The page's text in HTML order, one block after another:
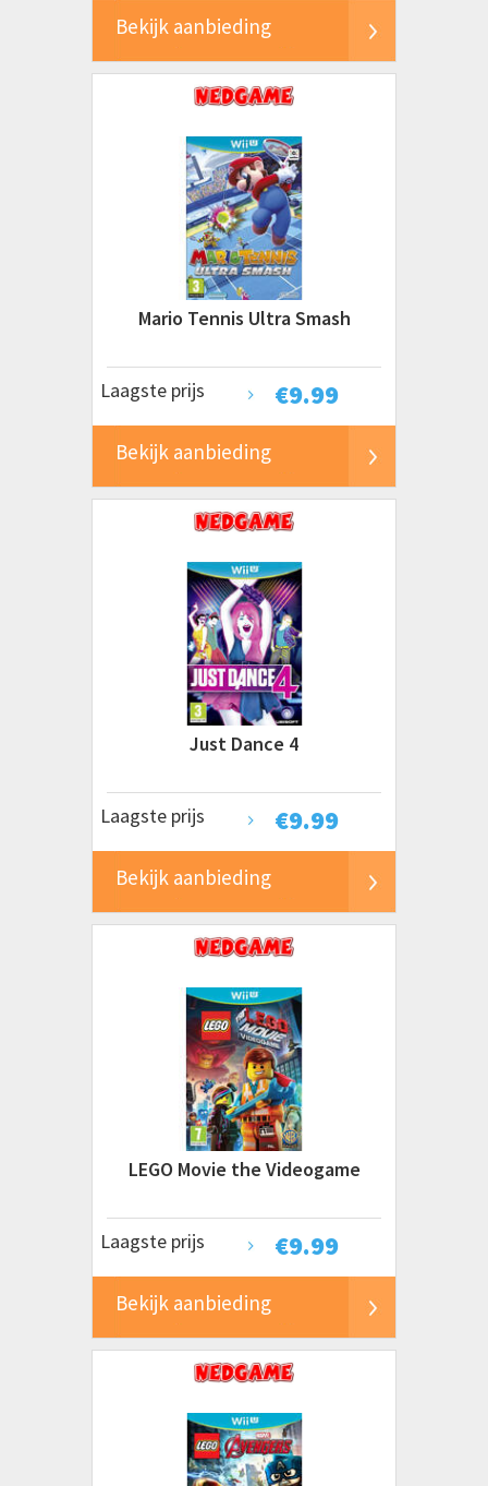
Bekijk aanbieding
Mario Tennis Ultra Smash
€9.99
Laagste prijs
Bekijk aanbieding
Just Dance 4
€9.99
Laagste prijs
Bekijk aanbieding
LEGO Movie the Videogame
€9.99
Laagste prijs
Bekijk aanbieding